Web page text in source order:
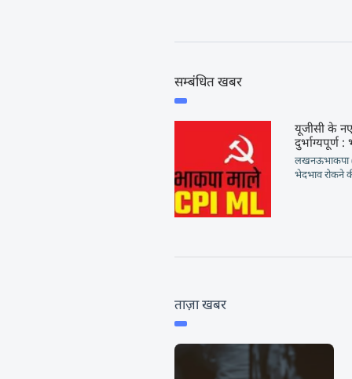
सम्बंधित खबर
यूजीसी के नए
दुर्भाग्यपूर्ण
लखनऊभाकपा
भेदभाव रोकने
ताज़ा खबर